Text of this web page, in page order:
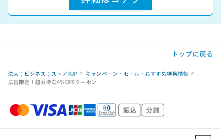
トップに戻る
法人（ビジネス）ストアTOP
キャンペーン・セール・おすすめ特集情報
広告限定！超お得な4％OFFクーポン